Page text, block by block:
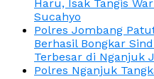
Haru, Isak Tangis
Sucahyo
Polres Jombang
Berhasil Bongkar
Terbesar di Nganjuk
Polres Nganjuk